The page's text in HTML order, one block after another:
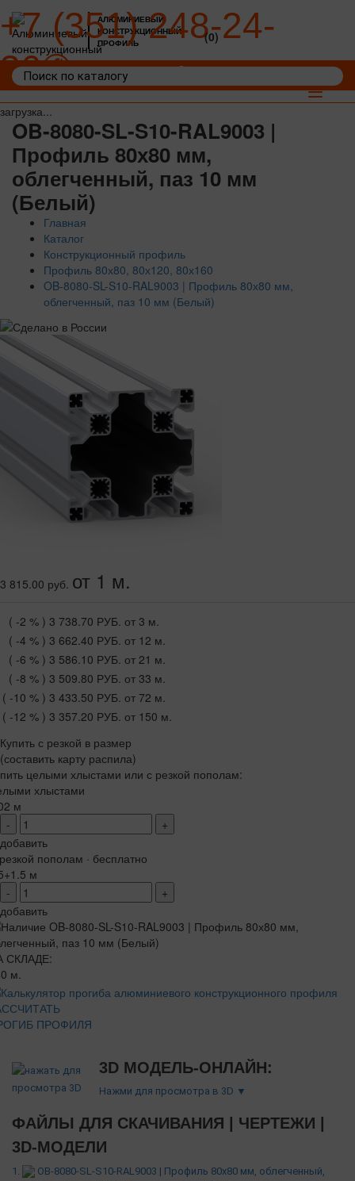
загрузка...
АЛЮМИНИЕВЫЙ
КОНСТРУКЦИОННЫЙ
ПРОФИЛЬ
+7 (351) 248-24-
36
(0)
Toggle
OB-8080-SL-S10-RAL9003 |
Профиль 80х80 мм,
облегченный, паз 10 мм
(Белый)
Главная
Каталог
Конструкционный профиль
Профиль 80х80, 80х120, 80х160
OB-8080-SL-S10-RAL9003 | Профиль 80х80 мм,
облегченный, паз 10 мм (Белый)
3 815.00 руб. от 1 м.
( -2 % ) 3 738.70 РУБ. от 3 м.
( -4 % ) 3 662.40 РУБ. от 12 м.
( -6 % ) 3 586.10 РУБ. от 21 м.
( -8 % ) 3 509.80 РУБ. от 33 м.
( -10 % ) 3 433.50 РУБ. от 72 м.
( -12 % ) 3 357.20 РУБ. от 150 м.
Купить с резкой в размер
(составить карту распила)
целыми хлыстами или с резкой пополам:
хлыстами
м
-
+
добавить
пополам · бесплатно
м
-
+
добавить
СКЛАДЕ:
м.
ПРОФИЛЯ
3D МОДЕЛЬ-ОНЛАЙН:
Нажми для просмотра в 3D ▼
ФАЙЛЫ ДЛЯ СКАЧИВАНИЯ | ЧЕРТЕЖИ |
3D-МОДЕЛИ
1.
OB-8080-SL-S10-RAL9003 | Профиль 80х80 мм, облегченный,